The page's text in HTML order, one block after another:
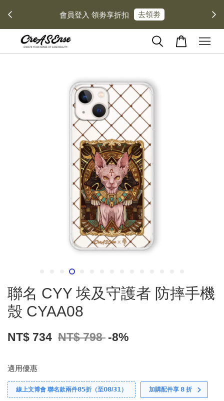
會員登入 領劵享折扣 去領劵
聯名 CYY 埃及守護者 防摔手機
殼 CYAA08
NT$ 734 NT$ 798 -8%
適用優惠
線上文博會 聯名款兩件𝟴𝟱折（至𝟬𝟴/𝟯𝟭） 加購配件享 𝟴 折